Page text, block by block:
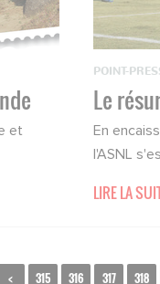
et
POINT-
Le
En
l'ASNL
LIRE LA
< 315 316 317 318